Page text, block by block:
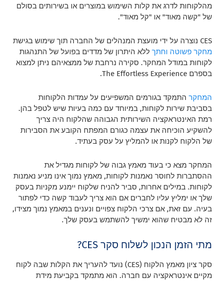
מהלקוחות לדרג את קלות השימוש במוצרים או בשירותים בסולם
של "קשה מאוד" או "קל מאוד".
CES נוצרה על ידי מועצת המנהלים של החברה תוך שימוש בגישת
מחקר פשוטה וחתך ללא היתרון של מדדים בפועל של התנהגות
לקוחות במודל המחקר. סקירה נרחבת של ממצאיהם ניתן למצוא
בספרם The Effortless Experience.
המחקר התמקד בגורמים המשפיעים על עמדות הלקוחות
בסביבת שירות לקוחות, במיוחד עם כמה בעיות שיש לטפל בהן.
רמת האינטראקציה השירותית הגבוהה שהלקוח היה צריך
להשקיע הוכיחה את עצמה כגורם המפתח הקובע את הסבירות
של הלקוח לקנות או להמליץ על עסק בעתיד.
המחקר מצא כי בעוד מאמץ גבוה של לקוחות מגדיל את
ההסתברות לחוסר נאמנות לקוחות, מאמץ נמוך אינו מניע נאמנות
לקוחות. במילים אחרות, סביר להניח שלקוח יימנע מקניות בעסק
שלך או ימליץ עליו לחברים אם הוא צריך לעבוד קשה כדי לפתור
בעיה. עם זאת, אם צרכי הלקוח צפויים ונענים במאמץ נמוך מצידו,
זה לא מבטיח שהוא ימשיך להשתמש בעסק שלך.
מתי הזמן הנכון לשלוח סקר CES?
סקר ציון מאמץ הלקוח (CES) נועד להעריך את הקלות שבה לקוח
מקיים אינטראקציה עם חברה. הוא מתמקד בקביעת מידת